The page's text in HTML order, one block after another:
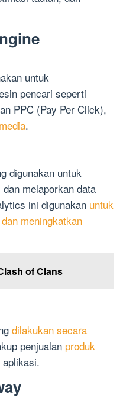
untuk
pencari seperti
PPC (Pay Per Click),
.
digunakan untuk
melaporkan data
ini digunakan untuk
meningkatkan
of Clans
dilakukan secara
penjualan produk